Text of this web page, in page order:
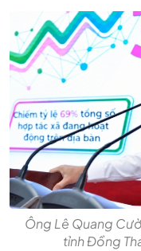
Ông Lê Quang
tỉnh Đồng